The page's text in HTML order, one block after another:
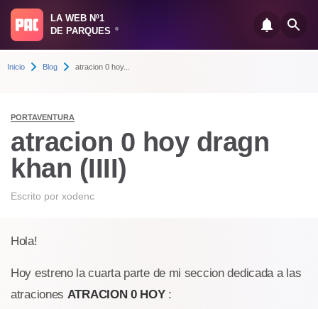
LA WEB Nº1
DE PARQUES
®
Inicio Blog atracion 0 hoy...
PORTAVENTURA
atracion 0 hoy dragn
khan (IIII)
Escrito por xodenc
Hola!
Hoy estreno la cuarta parte de mi seccion dedicada a las
atraciones ATRACION 0 HOY: